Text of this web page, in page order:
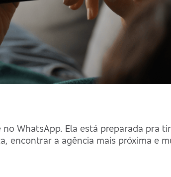
WhatsApp. Ela está preparada pra
encontrar a agência mais próxima e